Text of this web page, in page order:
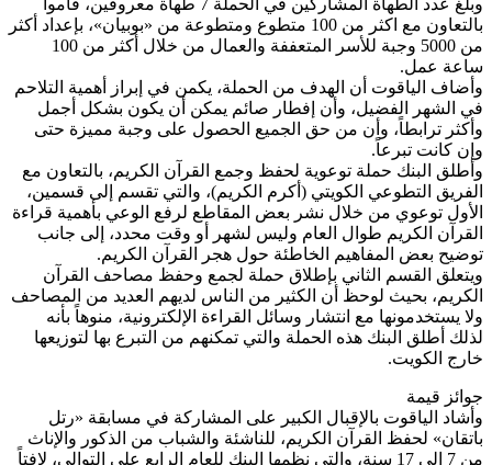
بالتعاون مع اكثر من 100 متطوع ومتطوعة من «بوبيان»، بإعداد أكثر
من 5000 وجبة للأسر المتعففة والعمال من خلال أكثر من 100
ساعة عمل.
وأضاف الياقوت أن الهدف من الحملة، يكمن في إبراز أهمية التلاحم
في الشهر الفضيل، وأن إفطار صائم يمكن أن يكون بشكل أجمل
وأكثر ترابطاً، وأن من حق الجميع الحصول على وجبة مميزة حتى
وإن كانت تبرعاً.
وأطلق البنك حملة توعوية لحفظ وجمع القرآن الكريم، بالتعاون مع
الفريق التطوعي الكويتي (أكرم الكريم)، والتي تقسم إلى قسمين،
الأول توعوي من خلال نشر بعض المقاطع لرفع الوعي بأهمية قراءة
القرآن الكريم طوال العام وليس لشهر أو وقت محدد، إلى جانب
توضيح بعض المفاهيم الخاطئة حول هجر القرآن الكريم.
ويتعلق القسم الثاني بإطلاق حملة لجمع وحفظ مصاحف القرآن
الكريم، بحيث لوحظ أن الكثير من الناس لديهم العديد من المصاحف
ولا يستخدمونها مع انتشار وسائل القراءة الإلكترونية، منوهاً بأنه
لذلك أطلق البنك هذه الحملة والتي تمكنهم من التبرع بها لتوزيعها
خارج الكويت.
جوائز قيمة
وأشاد الياقوت بالإقبال الكبير على المشاركة في مسابقة «رتل
باتقان» لحفظ القرآن الكريم، للناشئة والشباب من الذكور والإناث
من 7 إلى 17 سنة، والتي نظمها البنك للعام الرابع على التوالي، لافتاً